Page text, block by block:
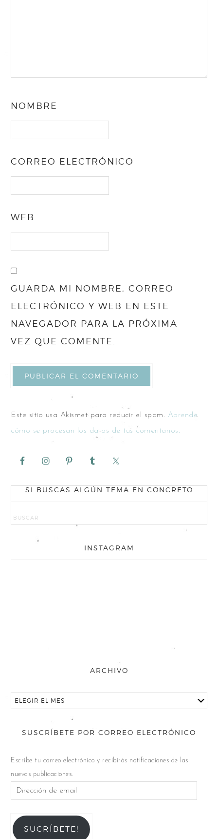
NOMBRE
CORREO ELECTRÓNICO
WEB
GUARDA MI NOMBRE, CORREO
ELECTRÓNICO Y WEB EN ESTE
NAVEGADOR PARA LA PRÓXIMA
VEZ QUE COMENTE.
Este sitio usa Akismet para reducir el spam. Aprende
cómo se procesan los datos de tus comentarios.
SI BUSCAS ALGÚN TEMA EN CONCRETO
INSTAGRAM
ARCHIVO
SUSCRÍBETE POR CORREO ELECTRÓNICO
Escribe tu correo electrónico y recibirás notificaciones de las
nuevas publicaciones.
SUCRÍBETE!